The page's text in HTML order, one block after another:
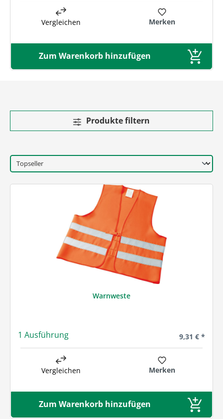
Vergleichen Merken
Zum Warenkorb hinzufügen
Produkte filtern
Warnweste
1 Ausführung Regulärer
9,31 € *
Vergleichen Merken
Zum Warenkorb hinzufügen